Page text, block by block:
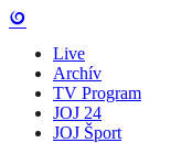
Live
Archív
TV Program
JOJ 24
JOJ Šport